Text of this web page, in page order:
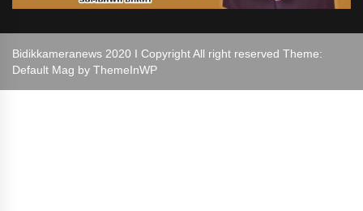
Bidikkameranews 2020 I Copyright All right reserved Theme:
Default Mag by ThemeInWP